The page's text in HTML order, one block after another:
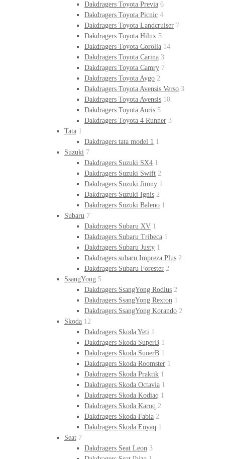
Dakdragers Toyota Previa 6
Dakdragers Toyota Picnic 4
Dakdragers Toyota Landcruiser 7
Dakdragers Toyota Hilux 5
Dakdragers Toyota Corolla 14
Dakdragers Toyota Carina 3
Dakdragers Toyota Camry 7
Dakdragers Toyota Aygo 2
Dakdragers Toyota Avensis Verso 3
Dakdragers Toyota Avensis 18
Dakdragers Toyota Auris 5
Dakdragers Toyota 4 Runner 3
Tata 1
Dakdragers tata model 1 1
Suzuki 7
Dakdragers Suzuki SX4 1
Dakdragers Suzuki Swift 2
Dakdragers Suzuki Jimny 1
Dakdragers Suzuki Ignis 2
Dakdragers Suzuki Baleno 1
Subaru 7
Dakdragers Subaru XV 1
Dakdragers Subaru Tribeca 1
Dakdragers Subaru Justy 1
Dakdragers subaru Impreza Plus 2
Dakdragers Subaru Forester 2
SsangYong 5
Dakdragers SsangYong Rodius 2
Dakdragers SsangYong Rexton 1
Dakdragers SsangYong Korando 2
Skoda 12
Dakdragers Skoda Yeti 1
Dakdragers Skoda SuperB 1
Dakdragers Skoda SuoerB 1
Dakdragers Skoda Roomster 1
Dakdragers Skoda Praktik 1
Dakdragers Skoda Octavia 1
Dakdragers Skoda Kodiaq 1
Dakdragers Skoda Karoq 2
Dakdragers Skoda Fabia 2
Dakdragers Skoda Enyaq 1
Seat 7
Dakdragers Seat Leon 3